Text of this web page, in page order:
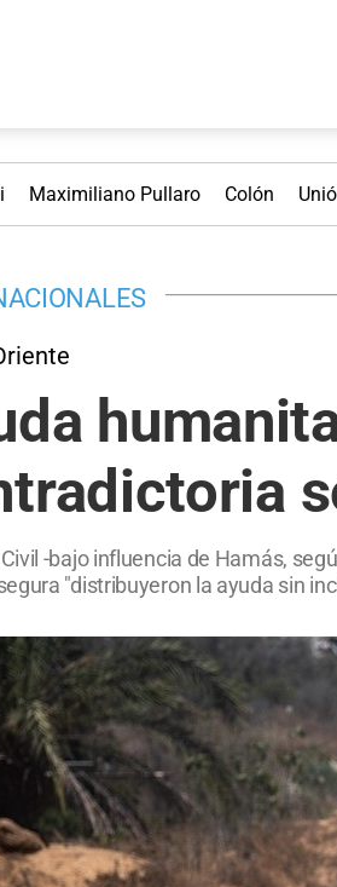
Maximiliano Pullaro Colón
-bajo influencia de Hamás,
"distribuyeron la ayuda sin